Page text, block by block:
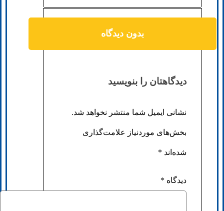
بدون دیدگاه
دیدگاهتان را بنویسید
نشانی ایمیل شما منتشر نخواهد شد.
بخش‌های موردنیاز علامت‌گذاری
شده‌اند *
دیدگاه *